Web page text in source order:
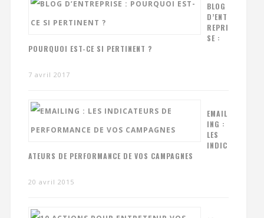
BLOG
D’ENT
REPRI
SE :
POURQUOI EST-CE SI PERTINENT ?
7 avril 2017
EMAIL
ING :
LES
INDIC
ATEURS DE PERFORMANCE DE VOS CAMPAGNES
20 avril 2015